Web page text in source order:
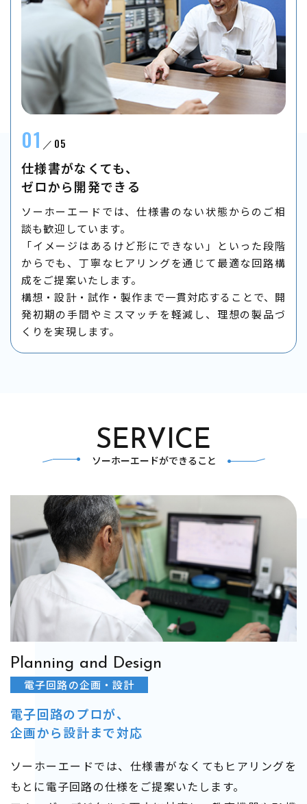
01 05
仕様書がなくても、
​​​​​​​ゼロから開発できる
ソーホーエードでは、仕様書のない状態からのご相
談も歓迎しています。
「イメージはあるけど形にできない」といった段階
からでも、丁寧なヒアリングを通じて最適な回路構
成をご提案いたします。
構想・設計・試作・製作まで一貫対応することで、開
発初期の手間やミスマッチを軽減し、理想の製品づ
くりを実現します。
SERVICE
ソーホーエードができること
Planning and Design
電子回路の企画・設計
電子回路のプロが、
​​​​​​​企画から設計まで対応
ソーホーエードでは、仕様書がなくてもヒアリングを
もとに電子回路の仕様をご提案いたします。